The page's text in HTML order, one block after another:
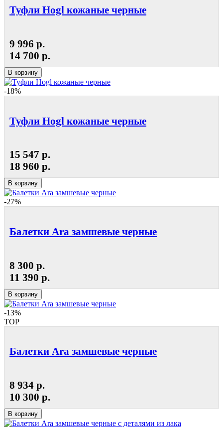
Туфли Hogl кожаные черные
9 996 р.
14 700 р.
В корзину
-18%
Туфли Hogl кожаные черные
15 547 р.
18 960 р.
В корзину
-27%
Балетки Ara замшевые черные
8 300 р.
11 390 р.
В корзину
-13%
TOP
Балетки Ara замшевые черные
8 934 р.
10 300 р.
В корзину